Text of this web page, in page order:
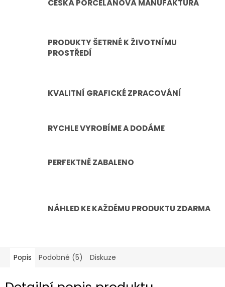
ČESKÁ PORCELÁNOVÁ MANUFAKTURA
PRODUKTY ŠETRNÉ K ŽIVOTNÍMU
PROSTŘEDÍ
KVALITNÍ GRAFICKÉ ZPRACOVÁNÍ
RYCHLE VYROBÍME A DODÁME
PERFEKTNĚ ZABALENO
NÁHLED KE KAŽDÉMU PRODUKTU ZDARMA
Popis Podobné (5) Diskuze